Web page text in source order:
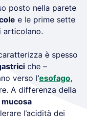
posto nella parete
e le prime sette
articolano.
è spesso
che –
verso l’esofago,
A differenza della
mucosa
l’acidità dei